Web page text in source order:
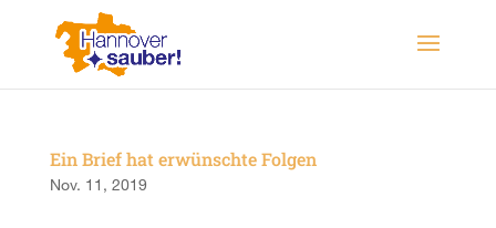
Ein Brief hat erwünschte Folgen
Nov. 11, 2019